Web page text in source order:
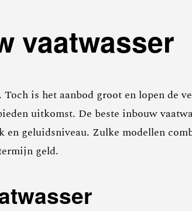
vaatwasser
is het aanbod groot en lopen de
uitkomst. De beste inbouw
geluidsniveau. Zulke modellen
geld.